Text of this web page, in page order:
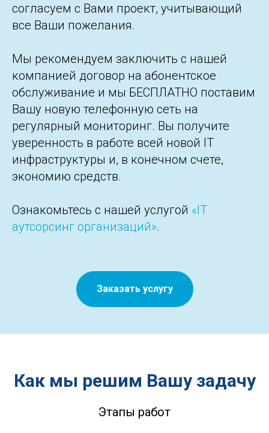
согласуем с Вами проект, учитывающий
все Ваши пожелания.
Мы рекомендуем заключить с нашей
компанией договор на абонентское
обслуживание и мы БЕСПЛАТНО поставим
Вашу новую телефонную сеть на
регулярный мониторинг. Вы получите
уверенность в работе всей новой IT
инфраструктуры и, в конечном счете,
экономию средств.
Ознакомьтесь с нашей услугой «IT
аутсорсинг организаций».
Заказать услугу
Как мы решим Вашу задачу
Этапы работ